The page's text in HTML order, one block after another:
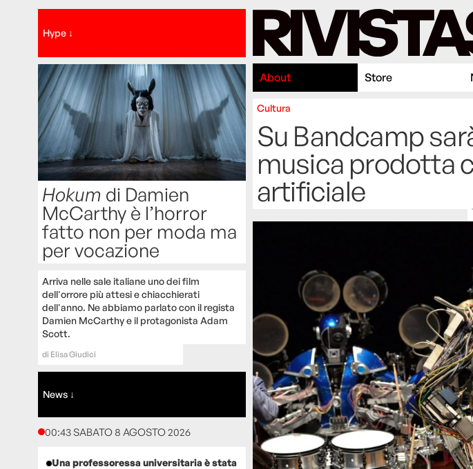
Hype ↓
Hokum di Damien
McCarthy è l’horror
fatto non per moda ma
per vocazione
Arriva nelle sale italiane uno dei film
dell'orrore più attesi e chiacchierati
dell'anno. Ne abbiamo parlato con il regista
Damien McCarthy e il protagonista Adam
Scott.
di Elisa Giudici
News ↓
00:43 SABATO 8 AGOSTO 2026
Una professoressa universitaria è stata
About Store
Cultura
Su Bandcamp
musica prodotta
artificiale